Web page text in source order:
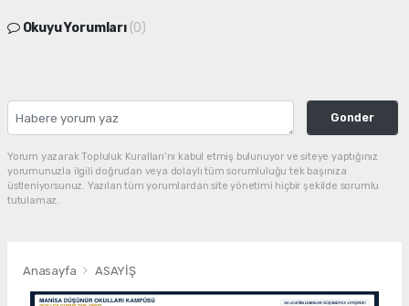
Okuyu Yorumları (0)
Gonder
Yorum yazarak Topluluk Kuralları’nı kabul etmiş bulunuyor ve siteye yaptığınız
yorumunuzla ilgili doğrudan veya dolaylı tüm sorumluluğu tek başınıza
üstleniyorsunuz. Yazılan tüm yorumlardan site yönetimi hiçbir şekilde sorumlu
tutulamaz.
Anasayfa ASAYİŞ